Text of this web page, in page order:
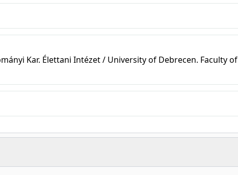
Kar. Élettani Intézet / University of Debrecen. Faculty of